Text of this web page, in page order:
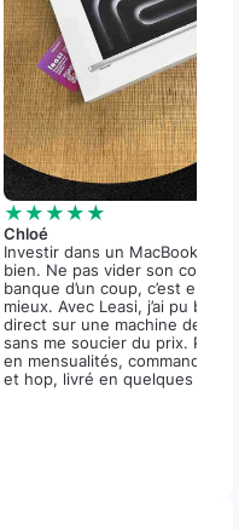
★★★★★
Chloé
Investir dans un MacBook Pro,
bien. Ne pas vider son compte
banque d’un coup, c’est encore
mieux. Avec Leasi, j’ai pu bosser
direct sur une machine de
sans me soucier du prix.
en mensualités, commande
et hop, livré en quelques jours.